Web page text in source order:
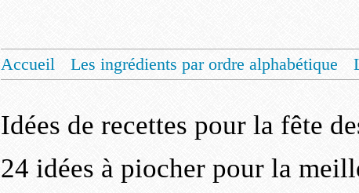
Accueil Les ingrédients par ordre alphabétique
Idées de recettes pour la fête
24 idées à piocher pour la